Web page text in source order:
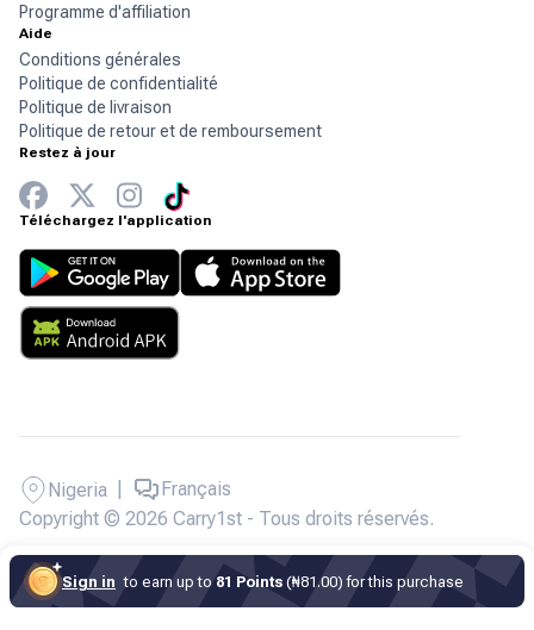
Sign in to earn up to81 Points (₦81.00) for this purchase
Programme d'affiliation
Aide
Conditions générales
Politique de confidentialité
Politique de livraison
Politique de retour et de remboursement
Restez à jour
Téléchargez l'application
Copyright © 2026 Carry1st - Tous droits réservés.
Nigeria Français